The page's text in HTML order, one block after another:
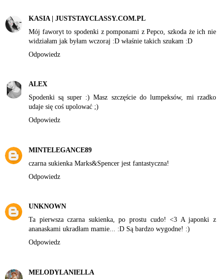
KASIA | JUSTSTAYCLASSY.COM.PL
Mój faworyt to spodenki z pomponami z Pepco, szkoda że ich nie
widziałam jak byłam wczoraj :D właśnie takich szukam :D
Odpowiedz
ALEX
Spodenki są super :) Masz szczęście do lumpeksów, mi rzadko
udaje się coś upolować ;)
Odpowiedz
MINTELEGANCE89
czarna sukienka Marks&Spencer jest fantastyczna!
Odpowiedz
UNKNOWN
Ta pierwsza czarna sukienka, po prostu cudo! <3 A japonki z
ananaskami ukradłam mamie... :D Są bardzo wygodne! :)
Odpowiedz
MELODYLANIELLA